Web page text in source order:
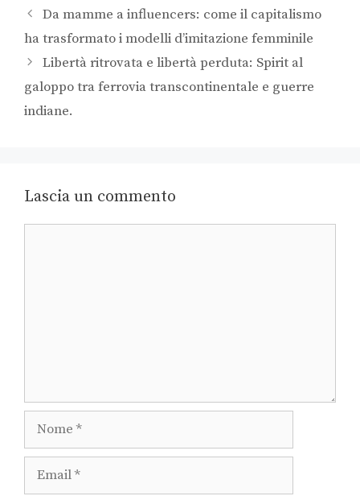
Da mamme a influencers: come il capitalismo
ha trasformato i modelli d’imitazione femminile
Libertà ritrovata e libertà perduta: Spirit al
galoppo tra ferrovia transcontinentale e guerre
indiane.
Lascia un commento